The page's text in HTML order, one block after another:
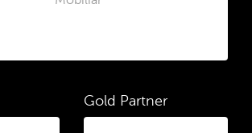
Gold Partner